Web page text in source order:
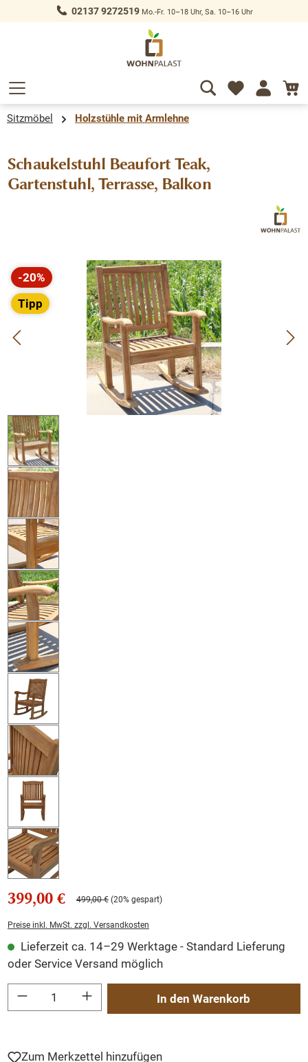
springen 02137 9272519Mo.-Fr. 10–18 Uhr, Sa. 10–16 Uhr
Sitzmöbel Holzstühle mit Armlehne
Schaukelstuhl Beaufort Teak,
Gartenstuhl, Terrasse, Balkon
Bildergalerie überspringen
-20%
Rabatt
Tipp
399,00 € 499,00 € (20% gespart)
Preise inkl. MwSt. zzgl. Versandkosten
Lieferzeit ca. 14–29 Werktage - Standard Lieferung
oder Service Versand möglich
Produkt Anzahl: Gib den gewünschten Wert ein oder benutze die Schaltflächen
In den Warenkorb
Zum Merkzettel hinzufügen